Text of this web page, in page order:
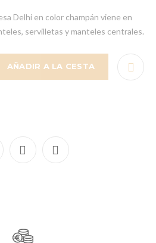
Delhi en color champán viene en
servilletas y manteles centrales.
AÑADIR A LA CESTA